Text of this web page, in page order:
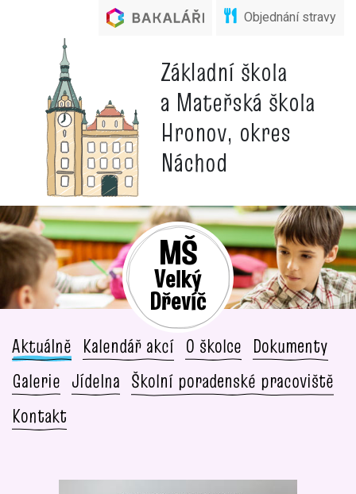
Základní škola
a Mateřská škola
Hronov, okres
Náchod
Objednání stravy
MŠ
Velký
Dřevíč
Aktuálně Kalendář akcí O školce Dokumenty
Galerie Jídelna Školní poradenské pracoviště
Kontakt